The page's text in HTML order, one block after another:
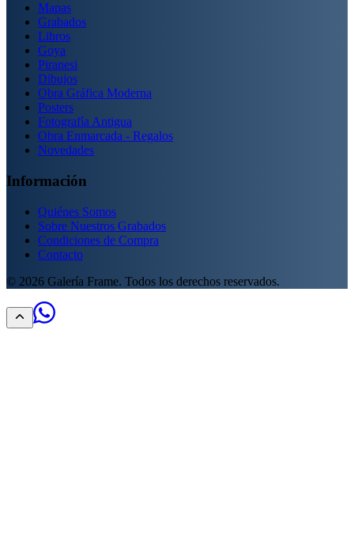
Mapas
Grabados
Libros
Goya
Piranesi
Dibujos
Obra Gráfica Moderna
Posters
Fotografía Antigua
Obra Enmarcada - Regalos
Novedades
Información
Quiénes Somos
Sobre Nuestros Grabados
Condiciones de Compra
Contacto
© 2026 Galería Frame. Todos los derechos reservados.